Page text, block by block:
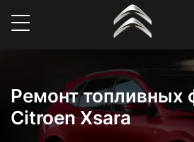
Ремонт топливных
Citroen Xsara